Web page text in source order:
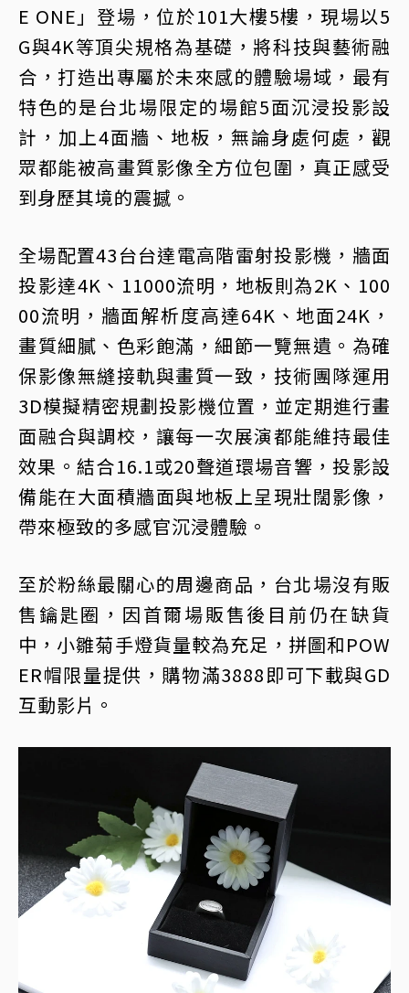
E ONE」登場，位於101大樓5樓，現場以5
G與4K等頂尖規格為基礎，將科技與藝術融
合，打造出專屬於未來感的體驗場域，最有
特色的是台北場限定的場館5面沉浸投影設
計，加上4面牆、地板，無論身處何處，觀
眾都能被高畫質影像全方位包圍，真正感受
到身歷其境的震撼。
全場配置43台台達電高階雷射投影機，牆面
投影達4K、11000流明，地板則為2K、100
00流明，牆面解析度高達64K、地面24K，
畫質細膩、色彩飽滿，細節一覽無遺。為確
保影像無縫接軌與畫質一致，技術團隊運用
3D模擬精密規劃投影機位置，並定期進行畫
面融合與調校，讓每一次展演都能維持最佳
效果。結合16.1或20聲道環場音響，投影設
備能在大面積牆面與地板上呈現壯闊影像，
帶來極致的多感官沉浸體驗。
至於粉絲最關心的周邊商品，台北場沒有販
售鑰匙圈，因首爾場販售後目前仍在缺貨
中，小雛菊手燈貨量較為充足，拼圖和POW
ER帽限量提供，購物滿3888即可下載與GD
互動影片。